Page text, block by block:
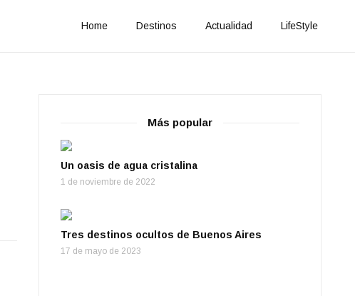
Home Destinos Actualidad LifeStyle
Más popular
Un oasis de agua cristalina
1 de noviembre de 2022
Tres destinos ocultos de Buenos Aires
17 de mayo de 2023